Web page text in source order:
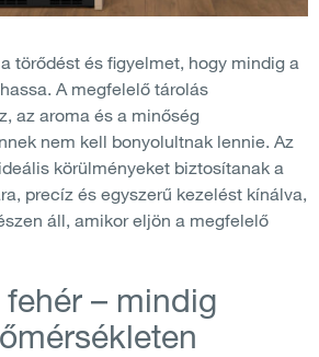
törődést és figyelmet, hogy mindig a
A megfelelő tárolás
az aroma és a minőség
nem kell bonyolultnak lennie. Az
körülményeket biztosítanak a
precíz és egyszerű kezelést kínálva,
áll, amikor eljön a megfelelő
– mindig